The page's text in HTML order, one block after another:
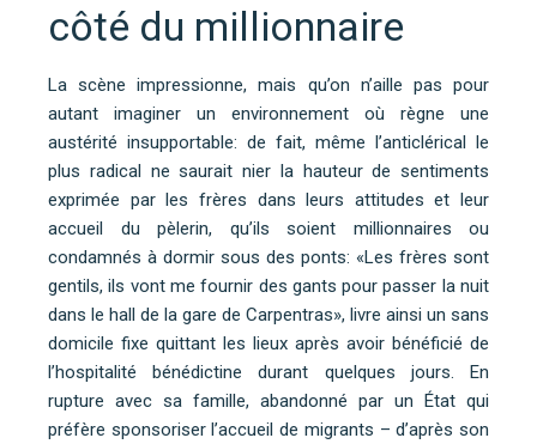
côté du millionnaire
La scène impressionne, mais qu’on n’aille pas pour
autant imaginer un environnement où règne une
austérité insupportable: de fait, même l’anticlérical le
plus radical ne saurait nier la hauteur de sentiments
exprimée par les frères dans leurs attitudes et leur
accueil du pèlerin, qu’ils soient millionnaires ou
condamnés à dormir sous des ponts: «Les frères sont
gentils, ils vont me fournir des gants pour passer la nuit
dans le hall de la gare de Carpentras», livre ainsi un sans
domicile fixe quittant les lieux après avoir bénéficié de
l’hospitalité bénédictine durant quelques jours. En
rupture avec sa famille, abandonné par un État qui
préfère sponsoriser l’accueil de migrants – d’après son